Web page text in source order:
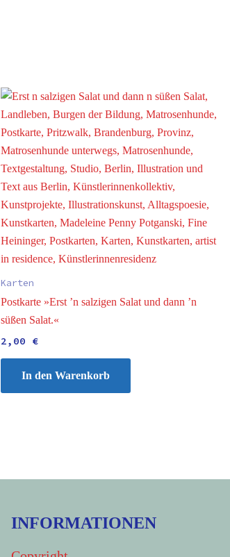
Karten
Postkarte »Erst ’n salzigen Salat und dann ’n
süßen Salat.«
2,00 €
In den Warenkorb
INFORMATIONEN